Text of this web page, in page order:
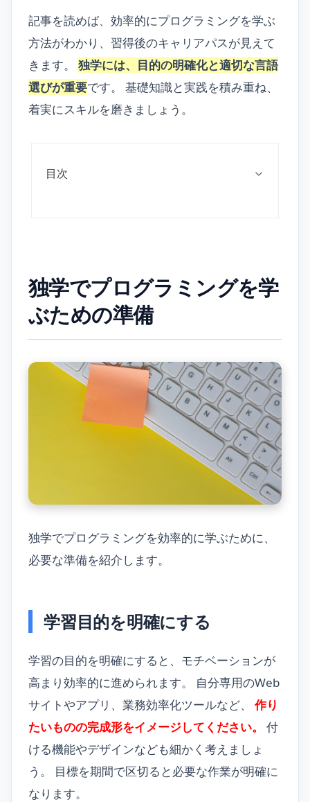
記事を読めば、効率的にプログラミングを学ぶ
方法がわかり、習得後のキャリアパスが見えて
きます。 独学には、目的の明確化と適切な言語
選びが重要です。 基礎知識と実践を積み重ね、
着実にスキルを磨きましょう。
目次
独学でプログラミングを学
ぶための準備
独学でプログラミングを効率的に学ぶために、
必要な準備を紹介します。
学習目的を明確にする
学習の目的を明確にすると、モチベーションが
高まり効率的に進められます。 自分専用のWeb
サイトやアプリ、業務効率化ツールなど、 作り
たいものの完成形をイメージしてください。
付
ける機能やデザインなども細かく考えましょ
う。 目標を期間で区切ると必要な作業が明確に
なります。